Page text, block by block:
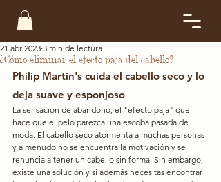
¿Cómo eliminar el efecto paja del cabello?
21 abr 2023 3 min de lectura
Philip Martin's cuida el cabello seco y lo
deja suave y esponjoso
La sensación de abandono, el "efecto paja" que
hace que el pelo parezca una escoba pasada de
moda. El cabello seco atormenta a muchas personas
y a menudo no se encuentra la motivación y se
renuncia a tener un cabello sin forma. Sin embargo,
existe una solución y si además necesitas encontrar